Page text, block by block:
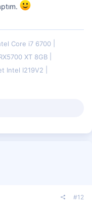
Core i7 6700
XT 8GB
Intel I219V2
#12